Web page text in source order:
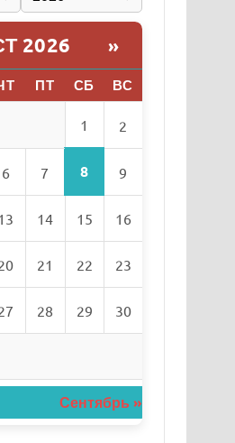
2026 »
ПТ СБ ВС
1 2
6 7 8 9
14 15 16
21 22 23
28 29 30
Сентябрь »